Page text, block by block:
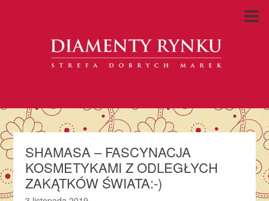
SHAMASA – FASCYNACJA
KOSMETYKAMI Z ODLEGŁYCH
ZAKĄTKÓW ŚWIATA:-)